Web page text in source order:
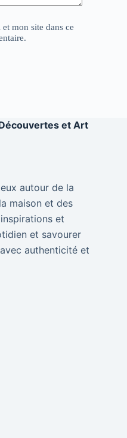
mon site dans ce
et Art
autour de la
maison et des
et
et savourer
authenticité et